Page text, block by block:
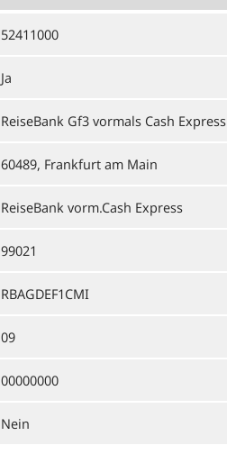
52411000
Ja
ReiseBank Gf3 vormals Cash Express
60489, Frankfurt am Main
ReiseBank vorm.Cash Express
99021
RBAGDEF1CMI
09
00000000
Nein